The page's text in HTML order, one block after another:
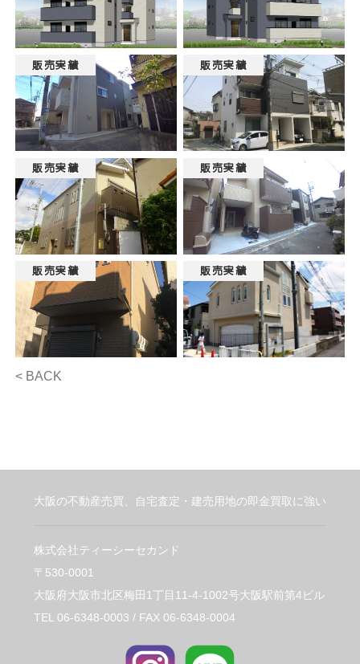
販売実績 販売実績
販売実績 販売実績
販売実績 販売実績
< BACK
大阪の不動産売買、自宅査定・建売用地の即金買取に強い
株式会社ティーシーセカンド
〒530-0001
大阪府大阪市北区梅田1丁目11-4-1002号大阪駅前第4ビル
TEL 06-6348-0003 / FAX 06-6348-0004